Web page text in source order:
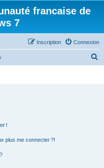
francaise de
7
Connexion
Inscription
!
plus me connecter ?!